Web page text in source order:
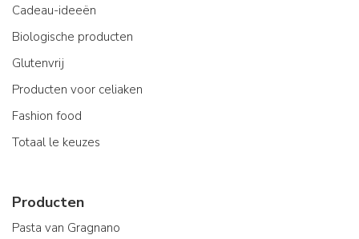
Cadeau-ideeën
Biologische producten
Glutenvrij
Producten voor celiaken
Fashion food
Totaal le keuzes
Producten
Pasta van Gragnano